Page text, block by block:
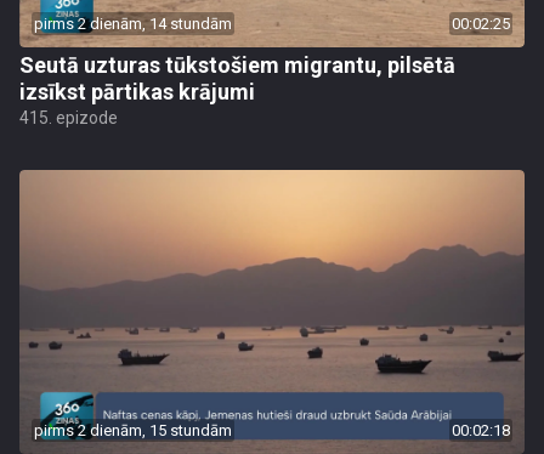
pirms 2 dienām, 14 stundām 00:02:25
Seutā uzturas tūkstošiem migrantu, pilsētā
izsīkst pārtikas krājumi
415. epizode
pirms 2 dienām, 15 stundām 00:02:18